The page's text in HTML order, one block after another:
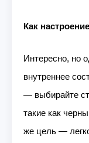
Как
Интересно, но
внутреннее
— выбирайте
такие как
же цель —